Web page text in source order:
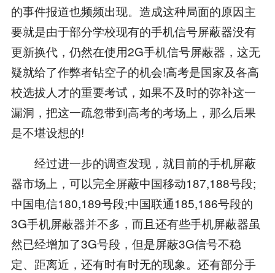
的事件报道也频频出现。造成这种局面的原因主
要就是由于部分学校现有的手机信号屏蔽器没有
更新换代，仍然在使用2G手机信号屏蔽器，这无
疑就给了作弊者钻空子的机会!高考是国家及各高
校选拔人才的重要考试，如果不及时的弥补这一
漏洞，把这一疏忽带到高考的考场上，那么后果
是不堪设想的!
经过进一步的调查发现，就目前的手机屏蔽
器市场上，可以完全屏蔽中国移动187,188号段;
中国电信180,189号段;中国联通185,186号段的
3G手机屏蔽器并不多，而且还有些手机屏蔽器虽
然已经增加了3G号段，但是屏蔽3G信号不稳
定、距离近，还有时有时无的现象。还有部分手